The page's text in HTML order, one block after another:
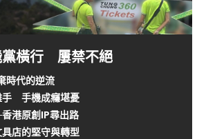
黨橫行 屢禁不絕
時代的逆流
手 手機成癮堪憂
港原創IP尋出路
店的堅守與轉型